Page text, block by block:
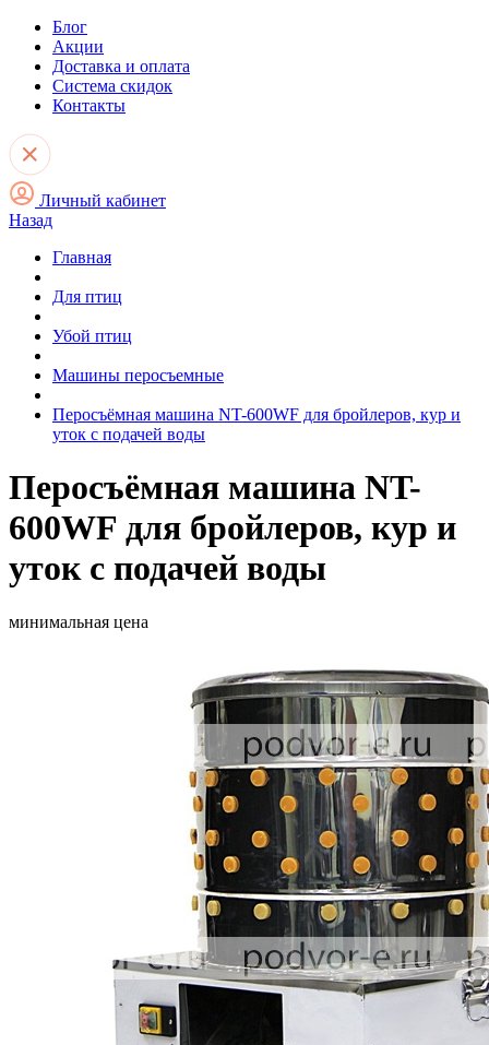
Блог
Акции
Доставка и оплата
Система скидок
Контакты
Личный кабинет
Назад
Главная
Для птиц
Убой птиц
Машины перосъемные
Перосъёмная машина NT-600WF для бройлеров, кур и
уток c подачей воды
Перосъёмная машина NT-
600WF для бройлеров, кур и
уток c подачей воды
минимальная цена